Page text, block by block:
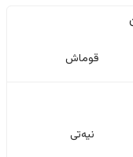
قوماش
نیەتی